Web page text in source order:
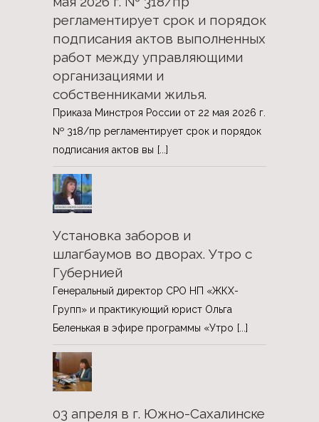
регламентирует срок и порядок
подписания актов выполненных
работ между управляющими
организациями и
собственниками жилья.
Приказа Минстроя России от 22 мая 2026 г.
№ 318/пр регламентирует срок и порядок
подписания актов вы [...]
Установка заборов и
шлагбаумов во дворах. Утро с
Губернией
Генеральный директор СРО НП «ЖКХ-
Групп» и практикующий юрист Ольга
Беленькая в эфире программы «Утро [...]
03 апреля в г. Южно-Сахалинске